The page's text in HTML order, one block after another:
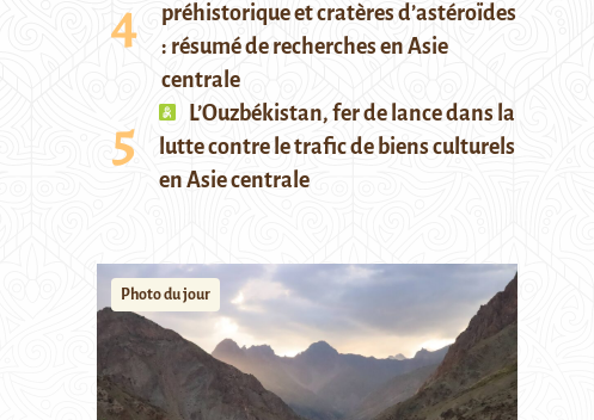
préhistorique et cratères d’astéroïdes
: résumé de recherches en Asie
centrale
L’Ouzbékistan, fer de lance dans la
lutte contre le trafic de biens culturels
en Asie centrale
Photo du jour